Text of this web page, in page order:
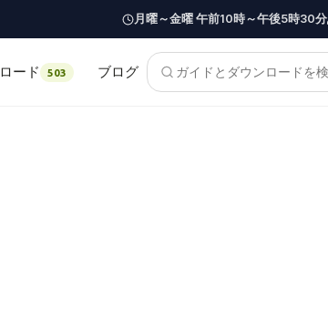
月曜～金曜 午前10時～午後5時30分
ード 503 ブログ